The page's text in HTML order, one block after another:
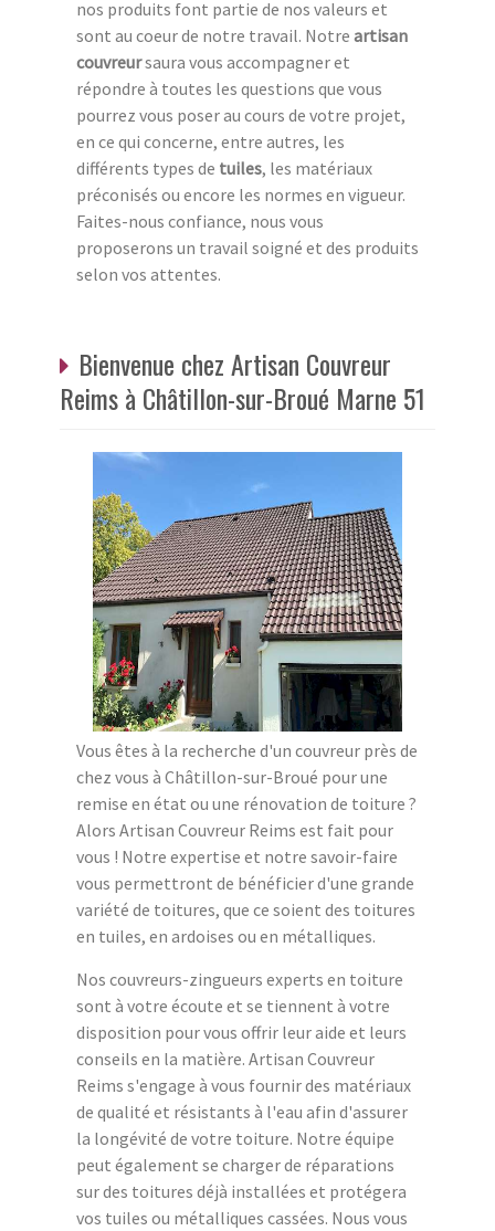
nos produits font partie de nos valeurs et
sont au coeur de notre travail. Notre artisan
couvreursaura vous accompagner et
répondre à toutes les questions que vous
pourrez vous poser au cours de votre projet,
en ce qui concerne, entre autres, les
différents types de tuiles, les matériaux
préconisés ou encore les normes en vigueur.
Faites-nous confiance, nous vous
proposerons un travail soigné et des produits
selon vos attentes.
Bienvenue chez Artisan Couvreur
Reims à Châtillon-sur-Broué Marne 51
Vous êtes à la recherche d'un couvreur près de
chez vous à Châtillon-sur-Broué pour une
remise en état ou une rénovation de toiture ?
Alors Artisan Couvreur Reims est fait pour
vous ! Notre expertise et notre savoir-faire
vous permettront de bénéficier d'une grande
variété de toitures, que ce soient des toitures
en tuiles, en ardoises ou en métalliques.
Nos couvreurs-zingueurs experts en toiture
sont à votre écoute et se tiennent à votre
disposition pour vous offrir leur aide et leurs
conseils en la matière. Artisan Couvreur
Reims s'engage à vous fournir des matériaux
de qualité et résistants à l'eau afin d'assurer
la longévité de votre toiture. Notre équipe
peut également se charger de réparations
sur des toitures déjà installées et protégera
vos tuiles ou métalliques cassées. Nous vous